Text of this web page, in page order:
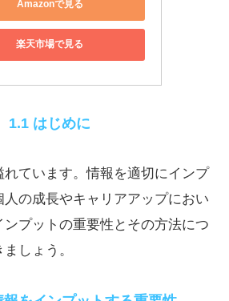
Amazonで見る
楽天市場で見る
1.1 はじめに
ています。情報を適切にインプ
人の成長やキャリアアップにおい
プットの重要性とその方法につ
しょう。